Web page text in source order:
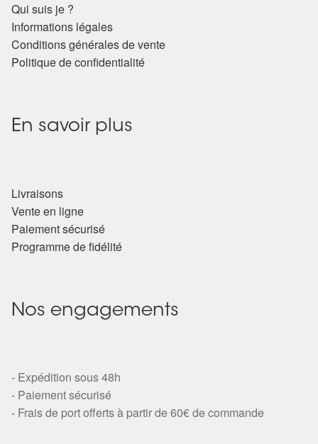
La roue de l’année
Mon compte
Détails du compte
Panier
Qui suis je ?
Informations légales
Conditions générales de vente
Politique de confidentialité
En savoir plus
Livraisons
Vente en ligne
Paiement sécurisé
Programme de fidélité
Nos engagements
- Expédition sous 48h
- Paiement sécurisé
- Frais de port offerts à partir de 60€ de commande